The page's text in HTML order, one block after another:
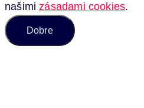
našimizásadami cookies.
Dobre